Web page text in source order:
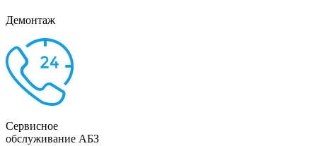
Демонтаж
Сервисное
обслуживание АБЗ